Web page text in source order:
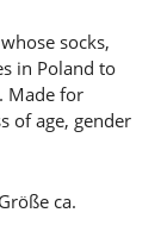
socks,
in Poland to
Made for
of age, gender
ca.